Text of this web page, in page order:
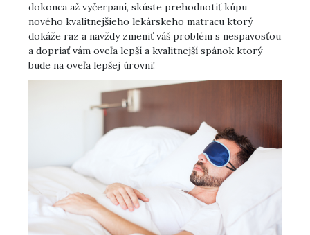
dokonca až vyčerpaní, skúste prehodnotiť kúpu
nového kvalitnejšieho lekárskeho matracu ktorý
dokáže raz a navždy zmeniť váš problém s nespavosťou
a dopriať vám oveľa lepší a kvalitnejší spánok ktorý
bude na oveľa lepšej úrovni!